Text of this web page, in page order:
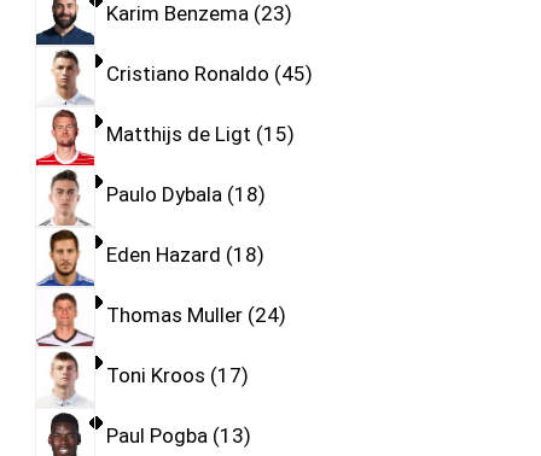
Karim Benzema 23
Cristiano Ronaldo 45
Matthijs de Ligt 15
Paulo Dybala 18
Eden Hazard 18
Thomas Muller 24
Toni Kroos 17
Paul Pogba 13